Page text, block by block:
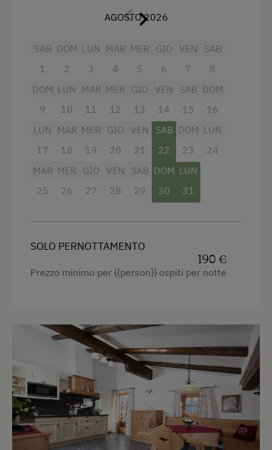
Equitazione con pony
Servizio navetta per i campi da sci in prossimità
Tennis da tavolo
Escursione
Sport invernali
Vacanza Attiva
Equitazione
Delizie Gastronomiche
Vacanza Per Famiglia
Dependance
Letto matrimoniale (kingsize)
Divano letto
Fornello elettrico a quattro piastre
Radio
Balcone/terrazza
Doccia
Asciugacapelli
Riscaldamento
Letto per bambini
Forno a microonde
Occorrente per pulizie domestiche
Cassaforte
Telefono
AGOSTO 2026
SAB
1
DOM
2
LUN
3
MAR
4
MER
5
GIO
6
VEN
7
SAB
8
DOM
9
LUN
10
MAR
11
MER
12
GIO
13
VEN
14
SAB
15
DOM
16
LUN
17
MAR
18
MER
19
GIO
20
VEN
21
SAB
22
DOM
23
LUN
24
MAR
25
MER
26
GIO
27
VEN
28
SAB
29
DOM
30
LUN
31
SOLO PERNOTTAMENTO
190 €
Prezzo minimo per {{person}} ospiti per notte